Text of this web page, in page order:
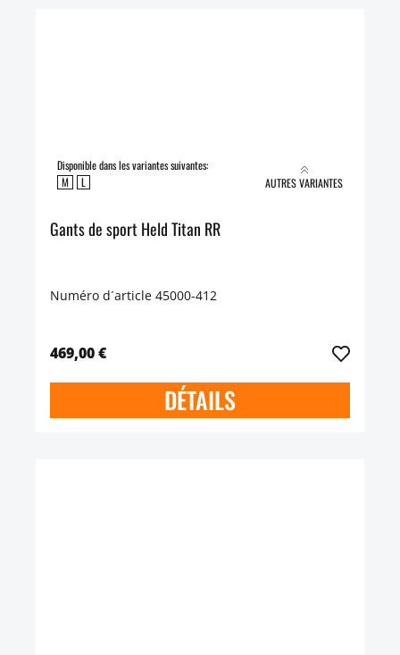
Disponible dans les variantes suivantes:
M
L AUTRES VARIANTES
Gants de sport Held Titan RR
Numéro d´article 45000-412
469,00 €
DÉTAILS